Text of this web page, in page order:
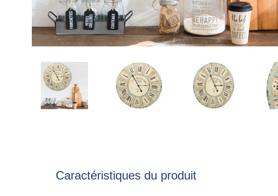
Caractéristiques du produit